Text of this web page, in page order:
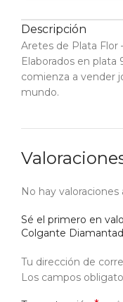
Descripción
Aretes de Plata Flor
Elaborados en plata
comienza a vender
mundo.
No hay valoraciones
Sé el primero en
Colgante
Tu dirección de
Los campos